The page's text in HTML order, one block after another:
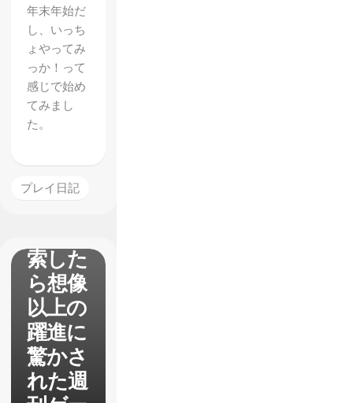
年末年始だ
し、いっち
ょやってみ
っか！って
感じで始め
てみまし
た。
プレイ日記
【AST
RONEE
R】
索した
ら想像
以上の
躍進に
驚かさ
れた週